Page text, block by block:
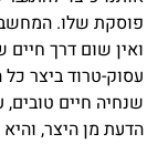
פוסקת שלו.
ואין שום דרך
עסוק-טרוד ביצר
שנחיה חיים
הדעת מן היצר,